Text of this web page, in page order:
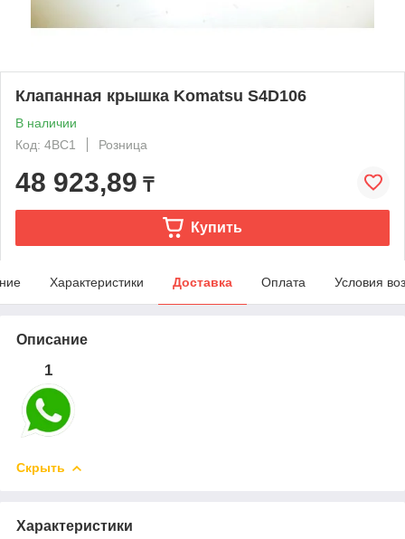
Клапанная крышка Komatsu S4D106
В наличии
Код: 4BC1
Розница
48 923,89 ₸
Купить
Характеристики Доставка Оплата Условия
Описание
1
Скрыть
Характеристики